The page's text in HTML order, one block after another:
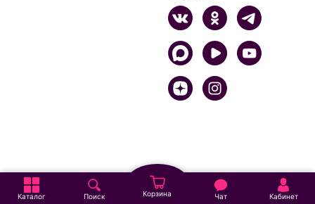
Каталог Поиск Корзина Чат Кабинет